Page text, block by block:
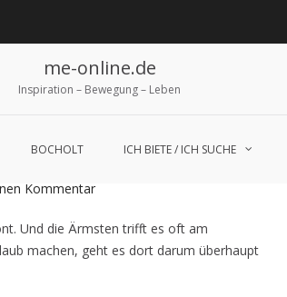
me-online.de
Inspiration – Bewegung – Leben
BOCHOLT ICH BIETE / ICH SUCHE
Kommentarauf
Hilfe-
Aufruf
Und die Ärmsten trifft es oft am
machen, geht es dort darum überhaupt